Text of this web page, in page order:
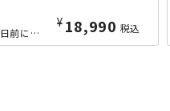
¥ 18,990 税込
2日前にランクイン！